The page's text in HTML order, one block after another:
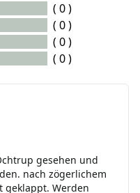
( 0 )
( 0 )
( 0 )
( 0 )
gesehen und
nach zögerlichem
geklappt. Werden